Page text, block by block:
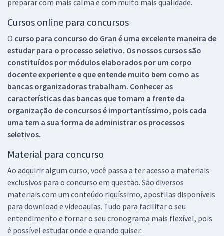
Cursos online para concursos
O curso para concurso do Gran é uma excelente maneira de
estudar para o processo seletivo. Os nossos cursos são
constituídos por módulos elaborados por um corpo
docente experiente e que entende muito bem como as
bancas organizadoras trabalham. Conhecer as
características das bancas que tomam a frente da
organização de concursos é importantíssimo, pois cada
uma tem a sua forma de administrar os processos
seletivos.
Material para concurso
Ao adquirir algum curso, você passa a ter acesso a materiais
exclusivos para o concurso em questão. São diversos
materiais com um conteúdo riquíssimo, apostilas disponíveis
para download e videoaulas. Tudo para facilitar o seu
entendimento e tornar o seu cronograma mais flexível, pois
é possível estudar onde e quando quiser.